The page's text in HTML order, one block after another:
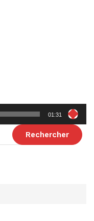
01:31